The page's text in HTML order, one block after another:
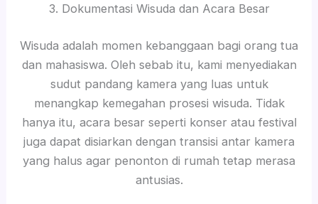
3. Dokumentasi Wisuda dan Acara Besar
Wisuda adalah momen kebanggaan bagi orang tua
dan mahasiswa. Oleh sebab itu, kami menyediakan
sudut pandang kamera yang luas untuk
menangkap kemegahan prosesi wisuda. Tidak
hanya itu, acara besar seperti konser atau festival
juga dapat disiarkan dengan transisi antar kamera
yang halus agar penonton di rumah tetap merasa
antusias.